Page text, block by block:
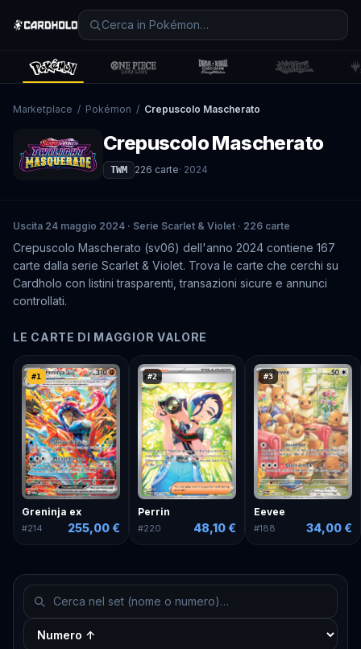
Marketplace / Pokémon / Crepuscolo Mascherato
Crepuscolo Mascherato
TWM 226 carte· 2024
Uscita 24 maggio 2024 · Serie Scarlet & Violet · 226 carte
Crepuscolo Mascherato (sv06) dell'anno 2024 contiene 167
carte dalla serie Scarlet & Violet. Trova le carte che cerchi su
Cardholo con listini trasparenti, transazioni sicure e annunci
controllati.
LE CARTE DI MAGGIOR VALORE
#1
Greninja ex
#214 255,00 €
#2
Perrin
#220 48,10 €
#3
Eevee
#188 34,00 €